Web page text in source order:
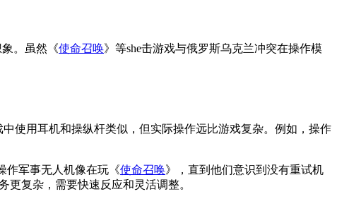
。虽然《使命召唤》等she击游戏与俄罗斯乌克兰冲突在操作模
使用耳机和操纵杆类似，但实际操作远比游戏复杂。例如，操作
作军事无人机像在玩《使命召唤》，直到他们意识到没有重试机
更复杂，需要快速反应和灵活调整。